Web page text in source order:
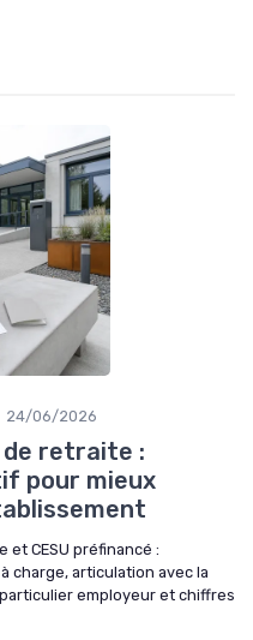
24/06/2026
de retraite :
pour mieux
et CESU préfinancé :
charge, articulation avec la
employeur et chiffres